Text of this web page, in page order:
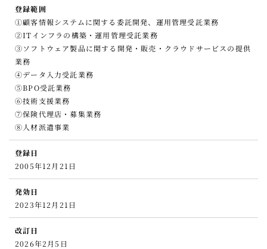
登録範囲
①顧客情報システムに関する委託開発、運用管理受託業務
②ITインフラの構築・運用管理受託業務
③ソフトウェア製品に関する開発・販売・クラウドサービスの提供
業務
④データ入力受託業務
⑤BPO受託業務
⑥技術支援業務
⑦保険代理店・募集業務
⑧人材派遣事業
登録日
2005年12月21日
発効日
2023年12月21日
改訂日
2026年2月5日